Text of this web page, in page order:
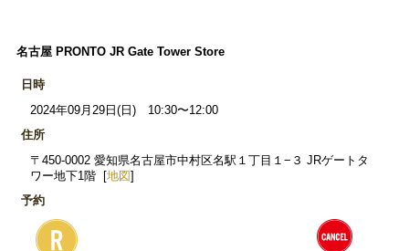
名古屋 PRONTO JR Gate Tower Store
日時
2024年09月29日(日) 10:30〜12:00
住所
〒450-0002 愛知県名古屋市中村区名駅１丁目１−３ JRゲートタ
ワー地下1階 [地図]
予約